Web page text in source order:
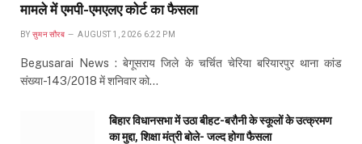
मामले में एमपी-एमएलए कोर्ट का फैसला
BY सुमन सौरब AUGUST 1, 2026 6:22 PM
Begusarai News : बेगूसराय जिले के चर्चित चेरिया बरियारपुर थाना कांड
संख्या-143/2018 में शनिवार को…
बिहार विधानसभा में उठा बीहट-बरौनी के स्कूलों के उत्क्रमण
का मुद्दा, शिक्षा मंत्री बोले- जल्द होगा फैसला